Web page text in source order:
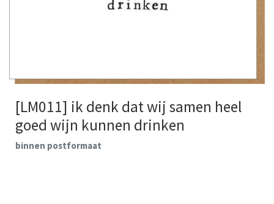
[LM011] ik denk dat wij samen heel
goed wijn kunnen drinken
binnen postformaat